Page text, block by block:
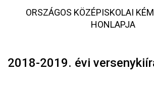
ORSZÁGOS KÖZÉPISKOLAI
HONLAPJA
2018-2019. évi